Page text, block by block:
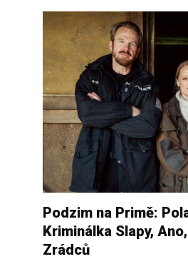
Podzim na Primě:
Kriminálka Slapy,
Zrádců